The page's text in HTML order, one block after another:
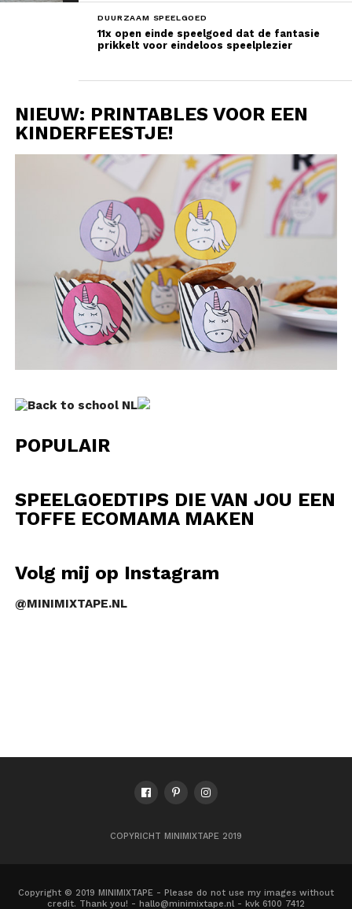
DUURZAAM SPEELGOED
11x open einde speelgoed dat de fantasie
prikkelt voor eindeloos speelplezier
NIEUW: PRINTABLES VOOR EEN
KINDERFEESTJE!
POPULAIR
SPEELGOEDTIPS DIE VAN JOU EEN
TOFFE ECOMAMA MAKEN
Volg mij op Instagram
@MINIMIXTAPE.NL
COPYRICHT MINIMIXTAPE 2019
Copyright © 2019 MINIMIXTAPE - Please do not use my images without
credit. Thank you! - hallo@minimixtape.nl - kvk 6100 7412